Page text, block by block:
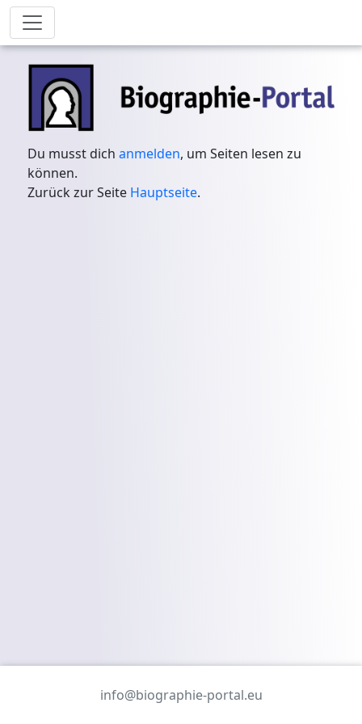
Du musst dichanmelden, um Seiten lesen zu
können.
Zurück zur Seite Hauptseite.
info@biographie-portal.eu